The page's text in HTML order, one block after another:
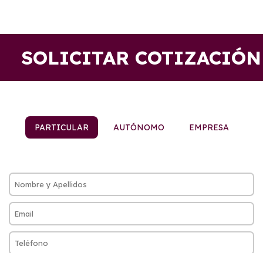
SOLICITAR COTIZACIÓN
PARTICULAR AUTÓNOMO EMPRESA